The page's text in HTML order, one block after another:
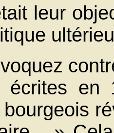
leur
écrites en